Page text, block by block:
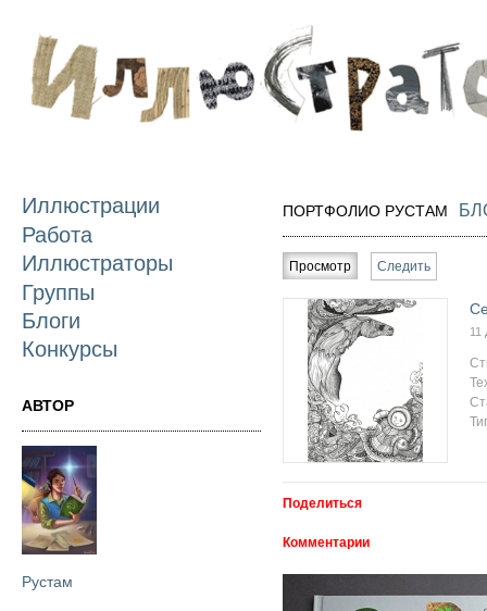
Иллюстрации
Работа
Иллюстраторы
Группы
Блоги
Конкурсы
АВТОР
Рустам
ПОРТФОЛИО РУСТАМ
Главные вкладки
Просмотр (активная вкладка)
Следить
11
Поделиться
Комментарии